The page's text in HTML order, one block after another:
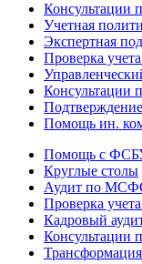
Консультации
Учетная
Экспертная
Проверка
Консультации
Помощь ин.
Помощь с
Круглые столы
Аудит по
Проверка
Кадровый
Консультации